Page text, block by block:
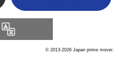
© 2013-2026 Japan prime mover.